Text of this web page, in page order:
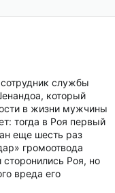
службы
который
в жизни мужчины
тогда в Роя первый
еще шесть раз
громоотвода
Роя, но
вреда его